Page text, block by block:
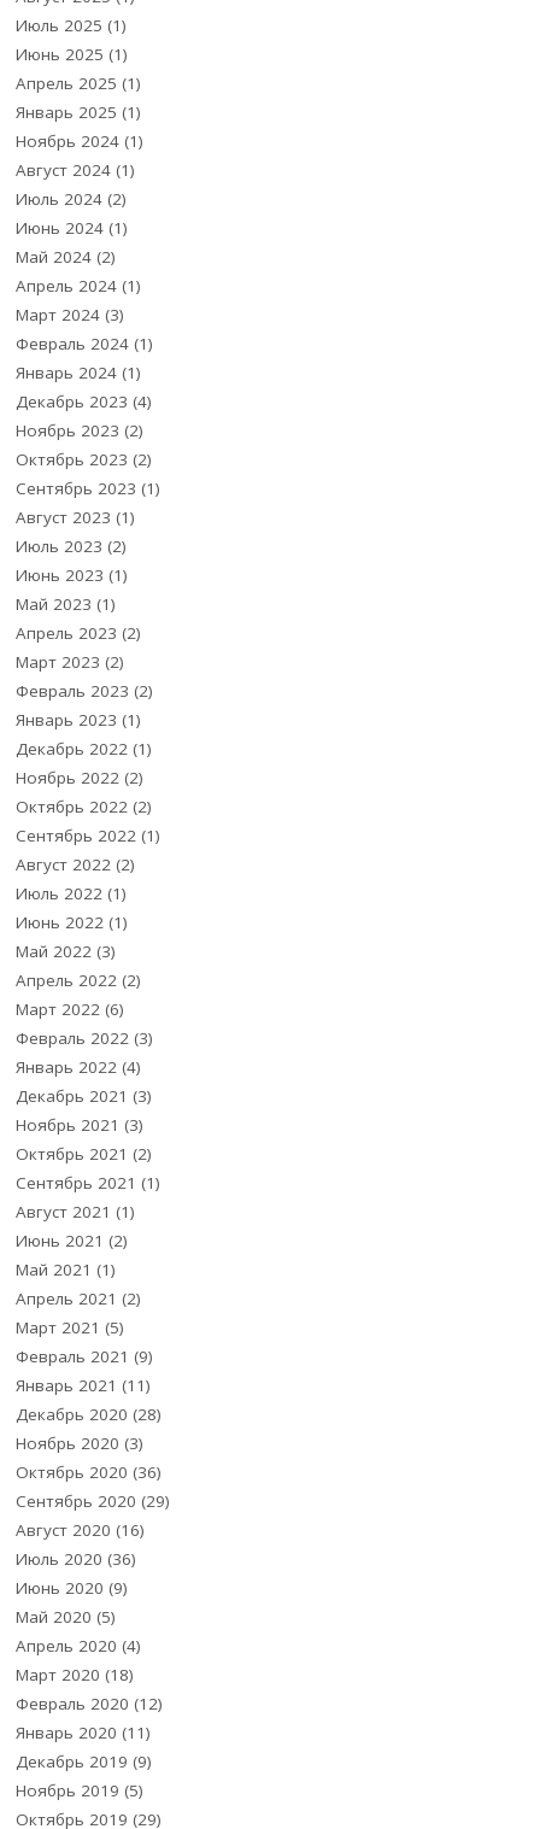
Июль 2025 (1)
Июнь 2025 (1)
Апрель 2025 (1)
Январь 2025 (1)
Ноябрь 2024 (1)
Август 2024 (1)
Июль 2024 (2)
Июнь 2024 (1)
Май 2024 (2)
Апрель 2024 (1)
Март 2024 (3)
Февраль 2024 (1)
Январь 2024 (1)
Декабрь 2023 (4)
Ноябрь 2023 (2)
Октябрь 2023 (2)
Сентябрь 2023 (1)
Август 2023 (1)
Июль 2023 (2)
Июнь 2023 (1)
Май 2023 (1)
Апрель 2023 (2)
Март 2023 (2)
Февраль 2023 (2)
Январь 2023 (1)
Декабрь 2022 (1)
Ноябрь 2022 (2)
Октябрь 2022 (2)
Сентябрь 2022 (1)
Август 2022 (2)
Июль 2022 (1)
Июнь 2022 (1)
Май 2022 (3)
Апрель 2022 (2)
Март 2022 (6)
Февраль 2022 (3)
Январь 2022 (4)
Декабрь 2021 (3)
Ноябрь 2021 (3)
Октябрь 2021 (2)
Сентябрь 2021 (1)
Август 2021 (1)
Июнь 2021 (2)
Май 2021 (1)
Апрель 2021 (2)
Март 2021 (5)
Февраль 2021 (9)
Январь 2021 (11)
Декабрь 2020 (28)
Ноябрь 2020 (3)
Октябрь 2020 (36)
Сентябрь 2020 (29)
Август 2020 (16)
Июль 2020 (36)
Июнь 2020 (9)
Май 2020 (5)
Апрель 2020 (4)
Март 2020 (18)
Февраль 2020 (12)
Январь 2020 (11)
Декабрь 2019 (9)
Ноябрь 2019 (5)
Октябрь 2019 (29)